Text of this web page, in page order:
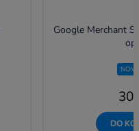
Google Merchant
DO